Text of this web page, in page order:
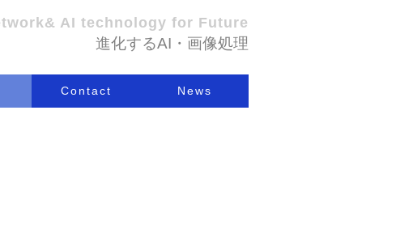
進化するAI・画像処理
Contact News